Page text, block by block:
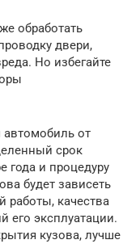
обработать
двери,
Но избегайте
от
срок
года и процедуру
будет зависеть
работы, качества
его эксплуатации.
кузова, лучше